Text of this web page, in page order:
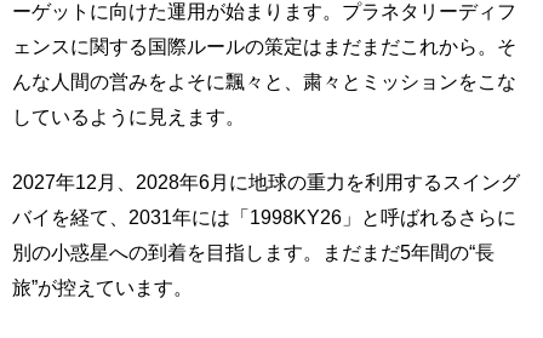
ーゲットに向けた運用が始まります。プラネタリーディフ
ェンスに関する国際ルールの策定はまだまだこれから。そ
んな人間の営みをよそに飄々と、粛々とミッションをこな
しているように見えます。
2027年12月、2028年6月に地球の重力を利用するスイング
バイを経て、2031年には「1998KY26」と呼ばれるさらに
別の小惑星への到着を目指します。まだまだ5年間の“長
旅”が控えています。